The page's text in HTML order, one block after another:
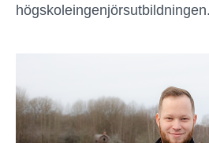
högskoleingenjörsutbildningen.